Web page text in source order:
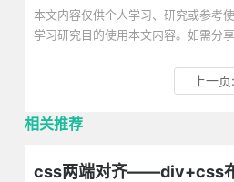
本文内容仅供个人学习、研究或参考
学习研究目的使用本文内容。如需分
上一页:
相关推荐
css两端对齐——div+css